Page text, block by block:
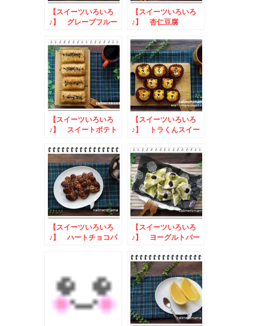
【スイーツいろいろ
♪】 グレープフルー
【スイーツいろいろ
♪】 杏仁豆腐
【スイーツいろいろ
♪】 スイートポテト
【スイーツいろいろ
♪】 トラくんスイー
【スイーツいろいろ
♪】 ハートチョコパ
【スイーツいろいろ
♪】 ヨーグルトバー